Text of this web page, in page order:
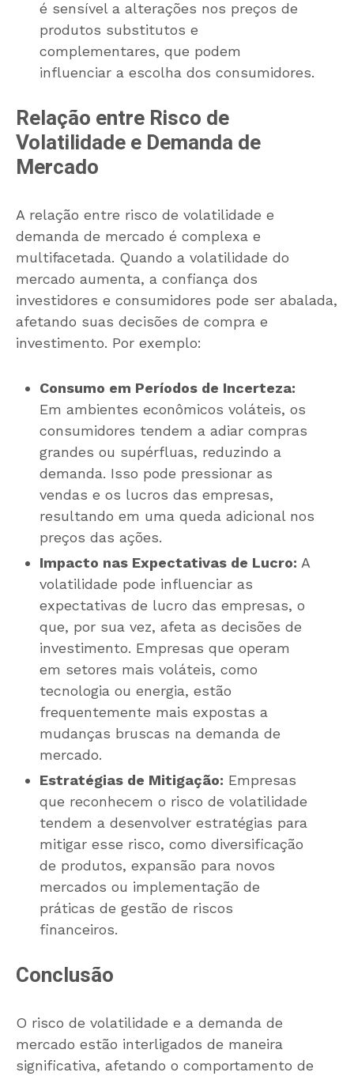
é sensível a alterações nos preços de
produtos substitutos e
complementares, que podem
influenciar a escolha dos consumidores.
Relação entre Risco de
Volatilidade e Demanda de
Mercado
A relação entre risco de volatilidade e
demanda de mercado é complexa e
multifacetada. Quando a volatilidade do
mercado aumenta, a confiança dos
investidores e consumidores pode ser abalada,
afetando suas decisões de compra e
investimento. Por exemplo:
Consumo em Períodos de Incerteza:
Em ambientes econômicos voláteis, os
consumidores tendem a adiar compras
grandes ou supérfluas, reduzindo a
demanda. Isso pode pressionar as
vendas e os lucros das empresas,
resultando em uma queda adicional nos
preços das ações.
Impacto nas Expectativas de Lucro: A
volatilidade pode influenciar as
expectativas de lucro das empresas, o
que, por sua vez, afeta as decisões de
investimento. Empresas que operam
em setores mais voláteis, como
tecnologia ou energia, estão
frequentemente mais expostas a
mudanças bruscas na demanda de
mercado.
Estratégias de Mitigação: Empresas
que reconhecem o risco de volatilidade
tendem a desenvolver estratégias para
mitigar esse risco, como diversificação
de produtos, expansão para novos
mercados ou implementação de
práticas de gestão de riscos
financeiros.
Conclusão
O risco de volatilidade e a demanda de
mercado estão interligados de maneira
significativa, afetando o comportamento de